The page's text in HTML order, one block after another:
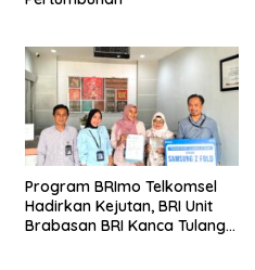
Program BRImo Telkomsel
Hadirkan Kejutan, BRI Unit
Brabasan BRI Kanca Tulang